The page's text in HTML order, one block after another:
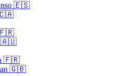
🇪🇸
🇨🇦
🇫🇷
🇦🇺
🇫🇷
🇬🇧